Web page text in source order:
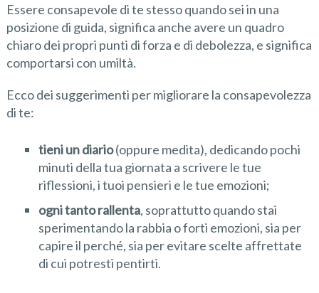
Essere consapevole di te stesso quando sei in una
posizione di guida, significa anche avere un quadro
chiaro dei propri punti di forza e di debolezza, e significa
comportarsi con umiltà.
Ecco dei suggerimenti per migliorare la consapevolezza
di te:
tieni un diario(oppure medita), dedicando pochi
minuti della tua giornata a scrivere le tue
riflessioni, i tuoi pensieri e le tue emozioni;
ogni tanto rallenta, soprattutto quando stai
sperimentando la rabbia o forti emozioni, sia per
capire il perché, sia per evitare scelte affrettate
di cui potresti pentirti.